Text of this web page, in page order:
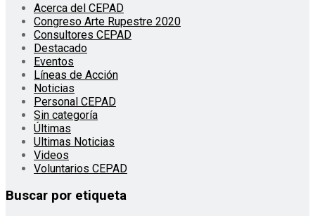
Acerca del CEPAD
Congreso Arte Rupestre 2020
Consultores CEPAD
Destacado
Eventos
Líneas de Acción
Noticias
Personal CEPAD
Sin categoría
Últimas
Ultimas Noticias
Videos
Voluntarios CEPAD
Buscar por etiqueta